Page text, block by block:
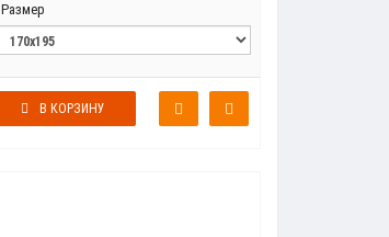
Размер
В КОРЗИНУ